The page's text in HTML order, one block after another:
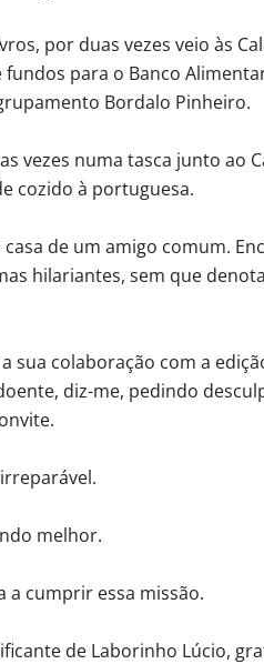
por duas vezes veio às
para o Banco
Bordalo Pinheiro.
vezes numa tasca junto ao
cozido à portuguesa.
de um amigo comum.
hilariantes, sem que
sua colaboração com a
diz-me, pedindo
melhor.
a cumprir essa missão.
de Laborinho Lúcio,